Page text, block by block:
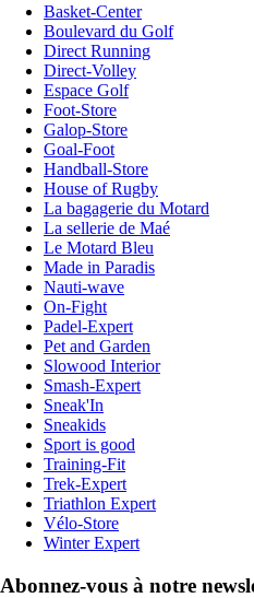
Basket-Center
Boulevard du Golf
Direct Running
Direct-Volley
Espace Golf
Foot-Store
Galop-Store
Goal-Foot
Handball-Store
House of Rugby
La bagagerie du Motard
La sellerie de Maé
Le Motard Bleu
Made in Paradis
Nauti-wave
On-Fight
Padel-Expert
Pet and Garden
Slowood Interior
Smash-Expert
Sneak'In
Sneakids
Sport is good
Training-Fit
Trek-Expert
Triathlon Expert
Vélo-Store
Winter Expert
Abonnez-vous à notre